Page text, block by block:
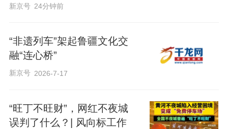
新京号 24分钟前
“非遗列车”架起鲁疆文化交
融“连心桥”
新京号 2026-7-17
“旺丁不旺财”，网红不夜城
误判了什么？| 风向标工作